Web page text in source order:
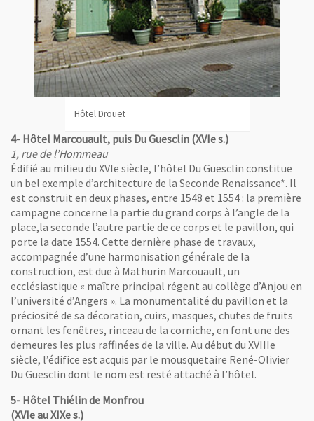
de Monfroux, Hôtel Drouet, Maison de la chapelle du Saugautier, clichés
4- Hôtel Marcouault, puis Du Guesclin (XVIe s.)
1, rue de l’Hommeau
Édifié au milieu du XVIe siècle, l’hôtel Du Guesclin constitue
un bel exemple d’architecture de la Seconde Renaissance*. Il
est construit en deux phases, entre 1548 et 1554 : la première
campagne concerne la partie du grand corps à l’angle de la
place,la seconde l’autre partie de ce corps et le pavillon, qui
porte la date 1554. Cette dernière phase de travaux,
accompagnée d’une harmonisation générale de la
construction, est due à Mathurin Marcouault, un
ecclésiastique « maître principal régent au collège d’Anjou en
l’université d’Angers ». La monumentalité du pavillon et la
préciosité de sa décoration, cuirs, masques, chutes de fruits
ornant les fenêtres, rinceau de la corniche, en font une des
demeures les plus raffinées de la ville. Au début du XVIIIe
siècle, l’édifice est acquis par le mousquetaire René-Olivier
Du Guesclin dont le nom est resté attaché à l’hôtel.
5- Hôtel Thiélin de Monfrou
(XVIe au XIXe s.)